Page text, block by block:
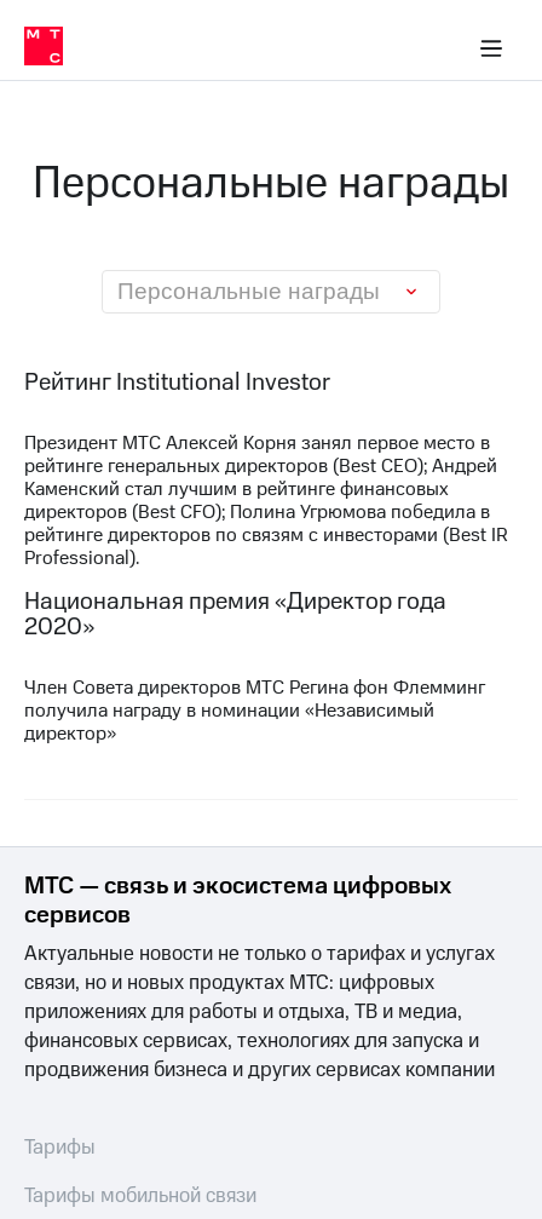
Медиа-центр
и акционерам
Устойчивое развитие
Комплаенс и деловая этика
компании
в МТС
Руководство
Правовая
информация
Контакты
Медиа-центр
Пресс-
релизы
о технологиях
Интервью
Финансовая
в
регионе
и акционерам
Корпоративное
управление
Корпоративный
секретарь
Документы
ПАО
МТС
о технологиях
Персональные награды
Персональные награды
Рейтинг Institutional Investor
Президент МТС Алексей Корня занял первое место в
рейтинге генеральных директоров (Best CEO); Андрей
Каменский стал лучшим в рейтинге финансовых
директоров (Best CFO); Полина Угрюмова победила в
рейтинге директоров по связям с инвесторами (Best IR
Professional).
Национальная премия «Директор года
2020»
Член Совета директоров МТС Регина фон Флемминг
получила награду в номинации «Независимый
директор»
МТС — связь и экосистема цифровых
сервисов
Актуальные новости не только о тарифах и услугах
связи, но и новых продуктах МТС: цифровых
приложениях для работы и отдыха, ТВ и медиа,
финансовых сервисах, технологиях для запуска и
продвижения бизнеса и других сервисах компании
Тарифы
Тарифы мобильной связи